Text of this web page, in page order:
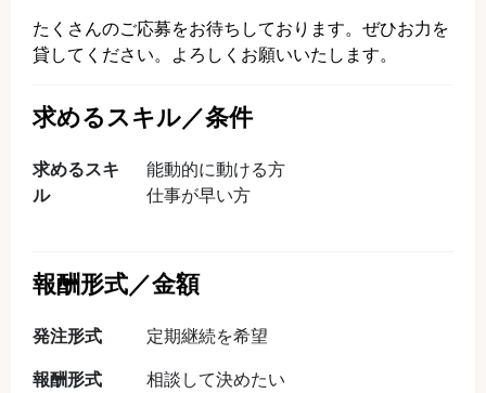
たくさんのご応募をお待ちしております。ぜひお力を
貸してください。よろしくお願いいたします。
求めるスキル／条件
求めるスキ
ル
能動的に動ける方
仕事が早い方
報酬形式／金額
発注形式
定期継続を希望
報酬形式
相談して決めたい